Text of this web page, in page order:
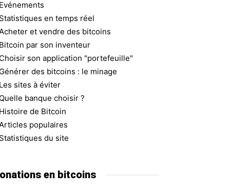
Evénements
Statistiques en temps réel
et vendre des bitcoins
Bitcoin par son inventeur
Choisir son application "portefeuille"
Générer des bitcoins : le minage
Les sites à éviter
Quelle banque choisir ?
Histoire de Bitcoin
populaires
Statistiques du site
en bitcoins